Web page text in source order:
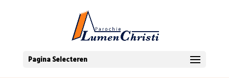
Pagina Selecteren